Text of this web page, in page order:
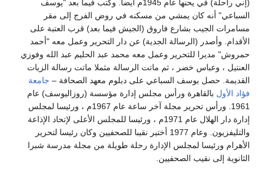
(إني راحلة) في يحنها عام 1945م أيضا. وكتب فيما بعد "يوسف
السباعي" أنه كان يمشي من مسكنه في روض الفرج إلى مقر
مسامرات الجيب بشارع فاروق (الجيش فيما بعد) قرب العتبة على
الأقدام. وأصدر (الرسالة الجدية) عن دار التحرير وعمل معه "أحمد
حمروش" مديرا للتحرير وعمل معه محمد عبد الحليم عبد الله وفوزي
العنتيل ، وعباس خضر ، ثم ماتت الرسالة مثملا ماتت رسالة الزيات
القديمة. حصل يوسف السباعي على دبلوم معهد الصحافة – جامعة
فؤاد الأول بالقاهرة ورأس مجلس إدارة مؤسسة (روزاليوسف) عام
1961. ورأس تحرير مجلة آخر ساعة عام 1967م ، ورئيسا لمجلس
إدارة دار الهلال عام 1971م ، ورئيسا للمجلس الأعلى لإتحاد الإذاعة
والتليفزيون. وعام 1977 أختير نقيبا للصحفيين وكان رئيسا لتحرير
الأهرام ورئيسا لمجلس الإدارة رحلة طويلة من مجلة مدرسة شبرا
الثانوية إلى نقيب الصحفيين.